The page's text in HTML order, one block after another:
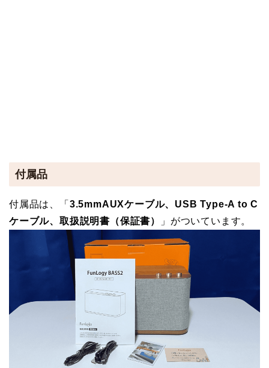
付属品
付属品は、「 3.5mmAUXケーブル、USB Type-A to C
ケーブル、取扱説明書（保証書）
」がついています。